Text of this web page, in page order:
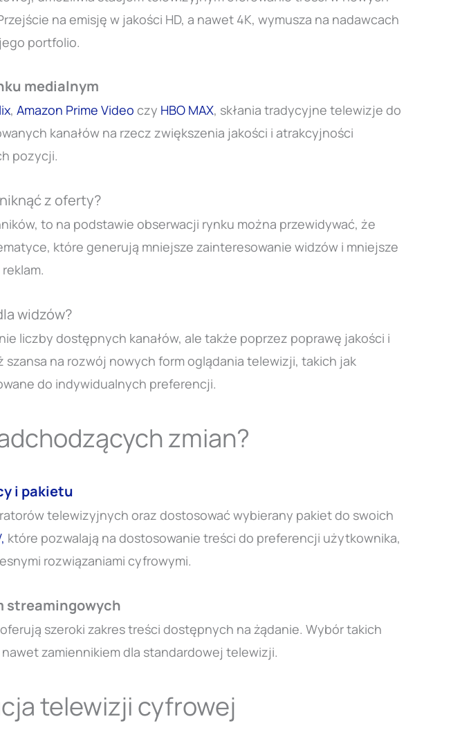
na emisję w jakości HD, a nawet 4K, wymusza na nadawcach
portfolio.
medialnym
, Amazon Prime Video czy HBO MAX, skłania tradycyjne telewizje do
kanałów na rzecz zwiększenia jakości i atrakcyjności
pozycji.
z oferty?
to na podstawie obserwacji rynku można przewidywać, że
które generują mniejsze zainteresowanie widzów i mniejsze
widzów?
liczby dostępnych kanałów, ale także poprzez poprawę jakości i
na rozwój nowych form oglądania telewizji, takich jak
do indywidualnych preferencji.
zmian?
i pakietu
telewizyjnych oraz dostosować wybierany pakiet do swoich
które pozwalają na dostosowanie treści do preferencji użytkownika,
rozwiązaniami cyfrowymi.
streamingowych
szeroki zakres treści dostępnych na żądanie. Wybór takich
zamiennikiem dla standardowej telewizji.
telewizji cyfrowej